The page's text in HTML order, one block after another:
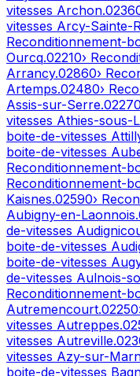
vitesses Archon.
vitesses Arcy-Sainte-
Reconditionnement-
Ourcq.02210›
Arrancy.02860›
Artemps.02480›
Assis-sur-Serre.02270
vitesses Athies-sous-
boite-de-vitesses
boite-de-vitesses
Reconditionnement-
Reconditionnement-
Kaisnes.02590›
Aubigny-en-Laonnois.
de-vitesses
boite-de-vitesses
boite-de-vitesses
de-vitesses Aulnois-
Reconditionnement-
Autremencourt.02250
vitesses Autreppes.
vitesses Autreville.
vitesses Azy-sur-
boite-de-vitesses